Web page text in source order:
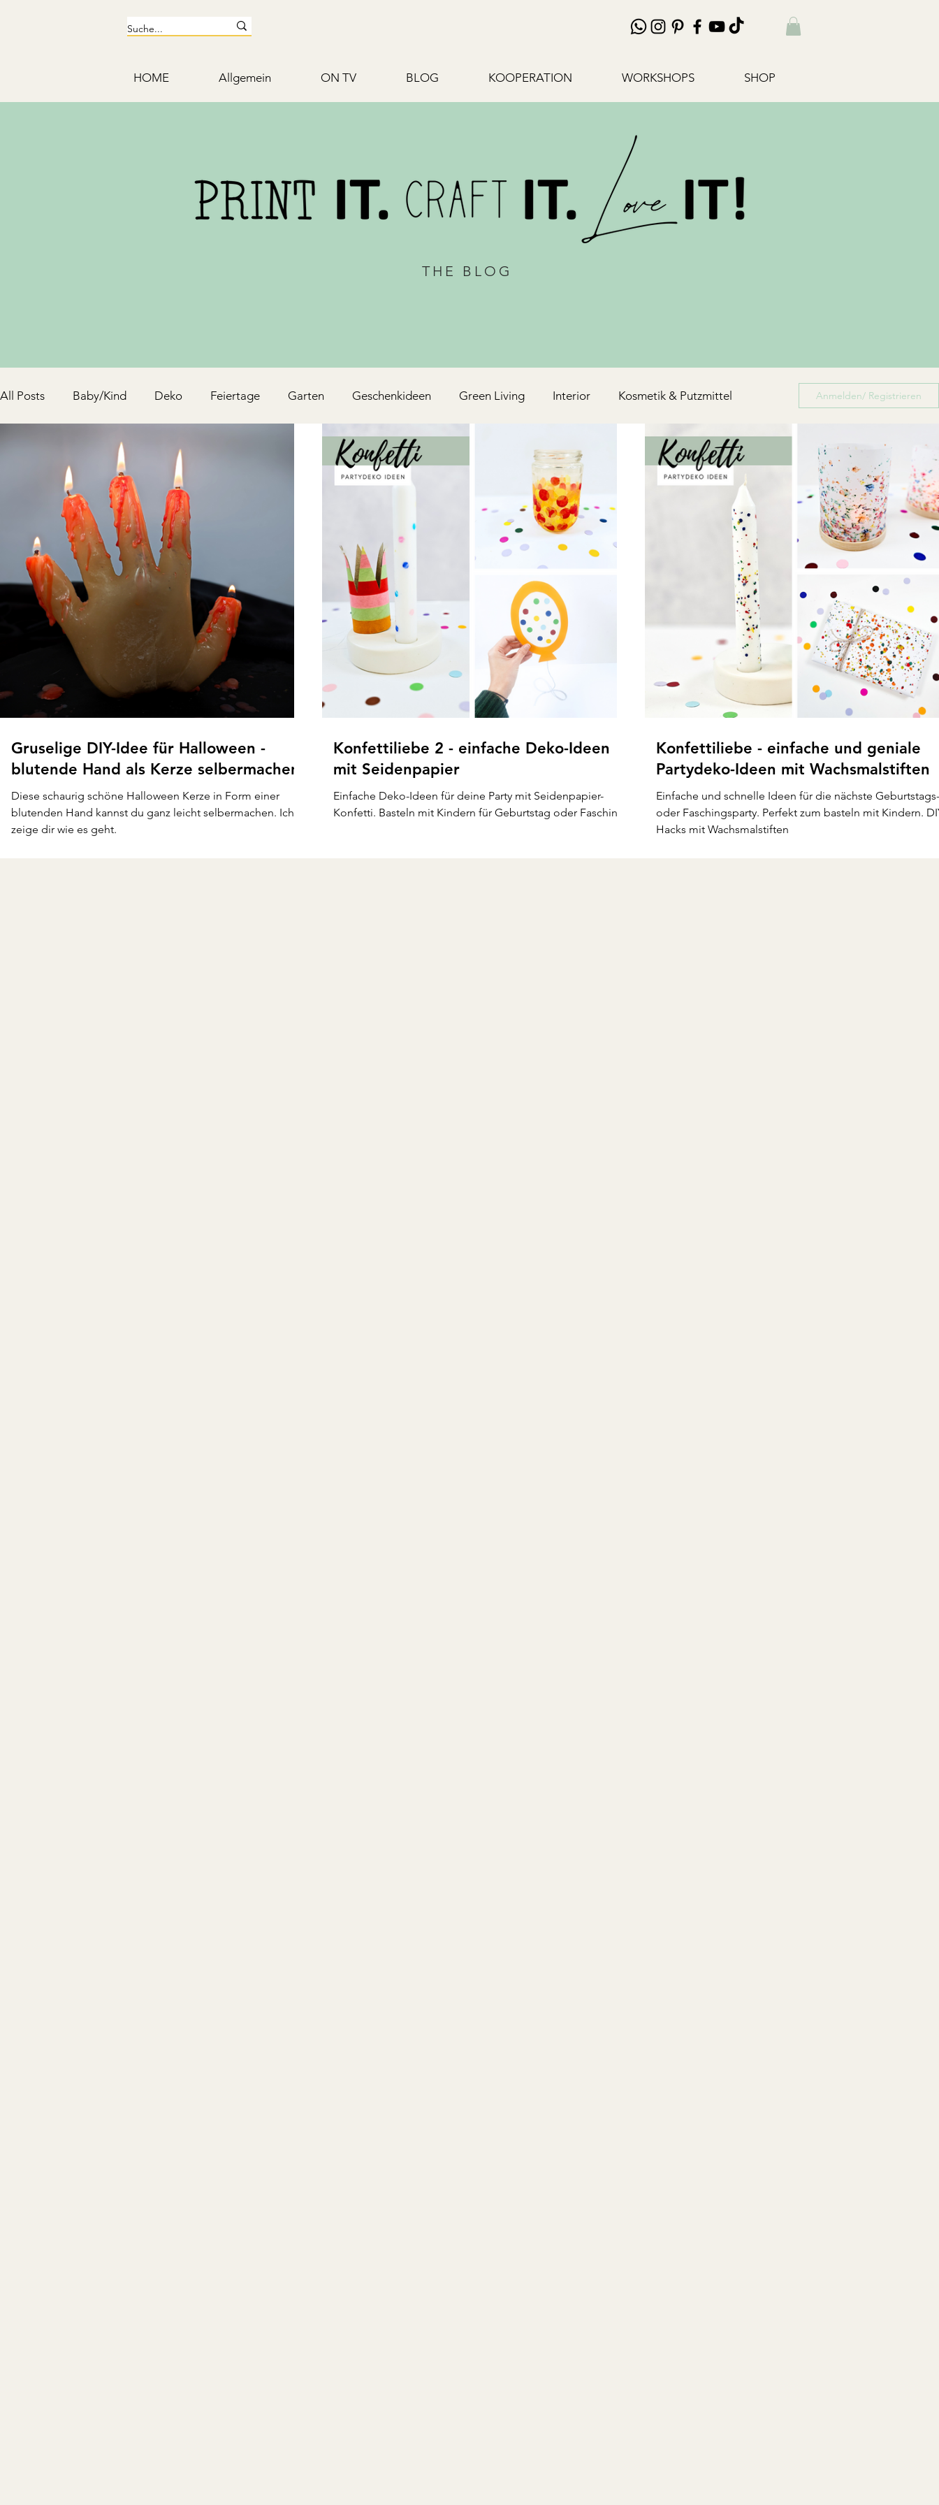
HOME Allgemein ON TV BLOG KOOPERATION WORKSHOPS SHOP
THE BLOG
All Posts Baby/Kind Deko Feiertage Garten Geschenkideen Green Living Interior Kosmetik & Putzmittel
Schmuck & Accessoires Upcycling/Hack Rezepte/Backen Mottoparty & Kindergeburtstag
Anmelden/ Registrieren
Gruselige DIY-Idee für Halloween -
blutende Hand als Kerze selbermachen
Diese schaurig schöne Halloween Kerze in Form einer
blutenden Hand kannst du ganz leicht selbermachen. Ich
zeige dir wie es geht.
Konfettiliebe 2 - einfache Deko-Ideen
mit Seidenpapier
Einfache Deko-Ideen für deine Party mit Seidenpapier-
Konfetti. Basteln mit Kindern für Geburtstag oder Fasching.
Konfettiliebe - einfache und geniale
Partydeko-Ideen mit Wachsmalstiften
Einfache und schnelle Ideen für die nächste Geburtstags-
oder Faschingsparty. Perfekt zum basteln mit Kindern.
Hacks mit Wachsmalstiften